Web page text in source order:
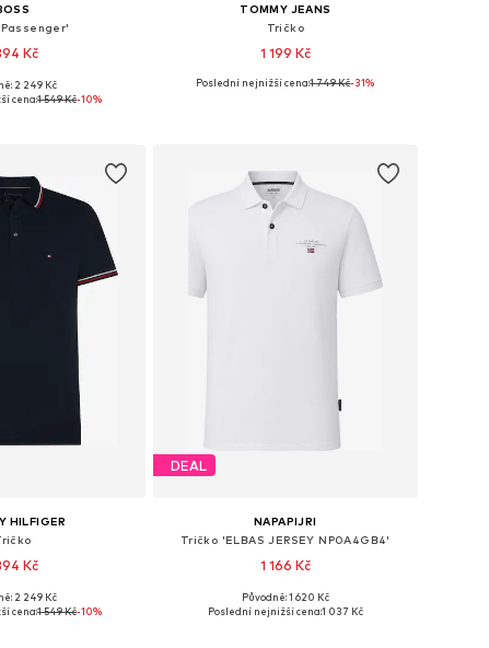
Kč
+ 9
M, L, XL, XXL, XXXL
2 249 Kč
cena:1 549 Kč-10%
TOMMY JEANS
Tričko
1 199 Kč
Dostupné velikosti: XS, S, M, L, XL, XXL
Poslední nejnižší cena:1 749 Kč-31%
HILFIGER
Kč
XS, S, M, L, XL, XXL
2 249 Kč
cena:1 549 Kč-10%
DEAL
NAPAPIJRI
Tričko 'ELBAS JERSEY NP0A4GB4'
1 166 Kč
Dostupné velikosti: S, M, L, XL, XXL, XXXL
Původně: 1 620 Kč
Poslední nejnižší cena:1 037 Kč